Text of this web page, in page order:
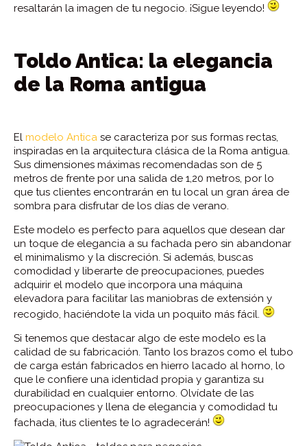
resaltarán la imagen de tu negocio. ¡Sigue leyendo!
Toldo Antica: la elegancia
de la Roma antigua
El modelo Antica se caracteriza por sus formas rectas,
inspiradas en la arquitectura clásica de la Roma antigua.
Sus dimensiones máximas recomendadas son de 5
metros de frente por una salida de 1,20 metros, por lo
que tus clientes encontrarán en tu local un gran área de
sombra para disfrutar de los días de verano.
Este modelo es perfecto para aquellos que desean dar
un toque de elegancia a su fachada pero sin abandonar
el minimalismo y la discreción. Si además, buscas
comodidad y liberarte de preocupaciones, puedes
adquirir el modelo que incorpora una máquina
elevadora para facilitar las maniobras de extensión y
recogido, haciéndote la vida un poquito más fácil.
Si tenemos que destacar algo de este modelo es la
calidad de su fabricación. Tanto los brazos como el tubo
de carga están fabricados en hierro lacado al horno, lo
que le confiere una identidad propia y garantiza su
durabilidad en cualquier entorno. Olvídate de las
preocupaciones y llena de elegancia y comodidad tu
fachada, ¡tus clientes te lo agradecerán!